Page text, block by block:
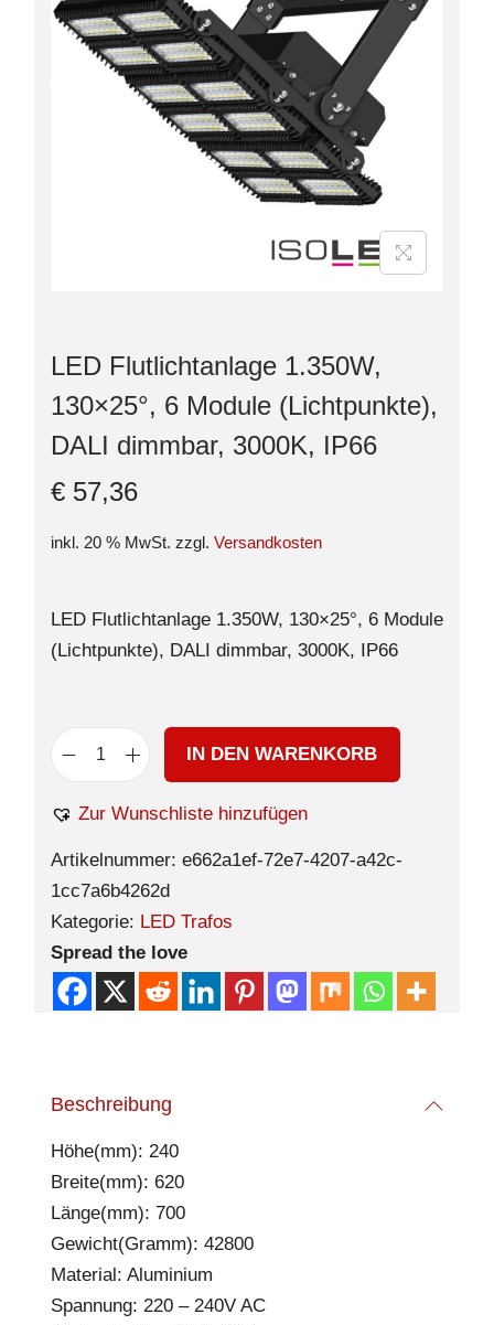
LED Flutlichtanlage 1.350W,
130×25°, 6 Module (Lichtpunkte),
DALI dimmbar, 3000K, IP66
€ 57,36
inkl. 20 % MwSt. zzgl. Versandkosten
LED Flutlichtanlage 1.350W, 130×25°, 6 Module
(Lichtpunkte), DALI dimmbar, 3000K, IP66
IN DEN WARENKORB
Zur Wunschliste hinzufügen
Artikelnummer: e662a1ef-72e7-4207-a42c-
1cc7a6b4262d
Kategorie: LED Trafos
Spread the love
Beschreibung
Höhe(mm): 240
Breite(mm): 620
Länge(mm): 700
Gewicht(Gramm): 42800
Material: Aluminium
Spannung: 220 – 240V AC